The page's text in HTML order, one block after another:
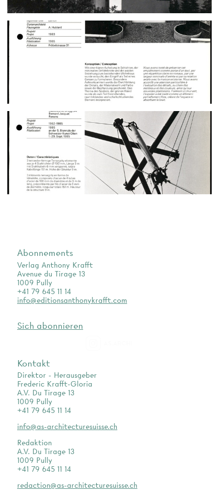
Abonnements
Verlag Anthony Krafft
Avenue du Tirage 13
1009 Pully
+41 79 645 11 14
info@editionsanthonykrafft.com
Sich abonnieren
Kontakt
Direktor - Herausgeber
Frederic Krafft-Gloria
A.V. Du Tirage 13
1009 Pully
+41 79 645 11 14
info@as-architecturesuisse.ch
Redaktion
A.V. Du Tirage 13
1009 Pully
+41 79 645 11 14
redaction@as-architecturesuisse.ch